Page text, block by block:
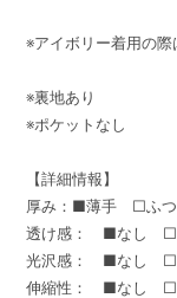
※アイボリー着用の際
※裏地あり
※ポケットなし
【詳細情報】
厚み：■薄手 □ふ
透け感： ■なし □
光沢感： ■なし □
伸縮性： ■なし □